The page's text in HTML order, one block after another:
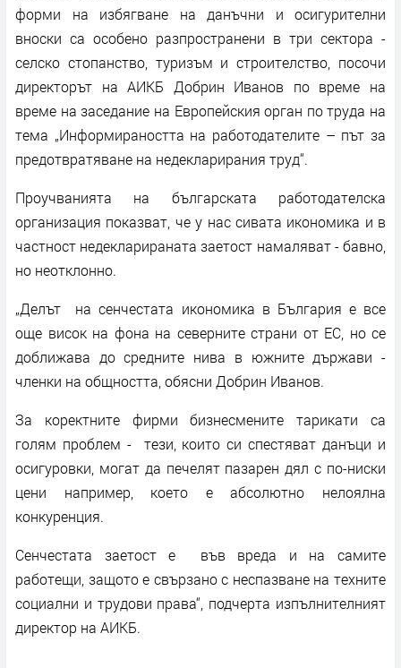
форми на избягване на данъчни и осигурителни
вноски са особено разпространени в три сектора -
селско стопанство, туризъм и строителство, посочи
директорът на АИКБ Добрин Иванов по време на
време на заседание на Европейския орган по труда на
тема „Информираността на работодателите – път за
предотвратяване на недекларирания труд“.
Проучванията на българската работодателска
организация показват, че у нас сивата икономика и в
частност недекларираната заетост намаляват - бавно,
но неотклонно.
„Делът на сенчестата икономика в България е все
още висок на фона на северните страни от ЕС, но се
доближава до средните нива в южните държави -
членки на общността, обясни Добрин Иванов.
За коректните фирми бизнесмените тарикати са
голям проблем - тези, които си спестяват данъци и
осигуровки, могат да печелят пазарен дял с по-ниски
цени например, което е абсолютно нелоялна
конкуренция.
Сенчестата заетост е във вреда и на самите
работещи, защото е свързано с неспазване на техните
социални и трудови права“, подчерта изпълнителният
директор на АИКБ.